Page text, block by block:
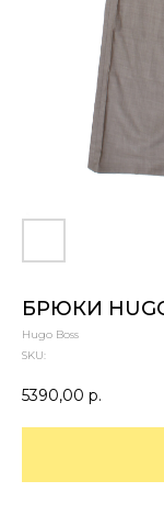
БРЮКИ
Hugo Boss
SKU:
5390,00 р.